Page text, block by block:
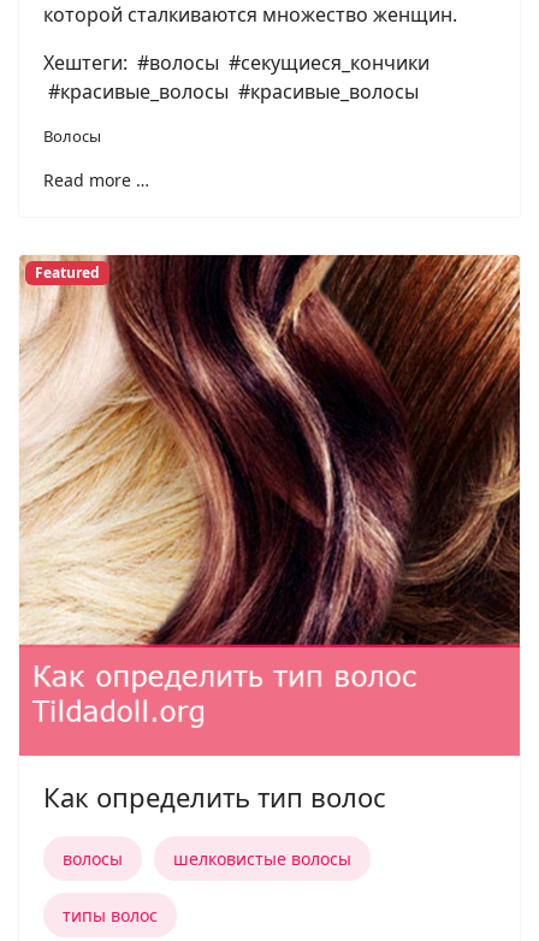
которой сталкиваются множество женщин.
Хештеги: #волосы #секущиеся_кончики
#красивые_волосы #красивые_волосы
Волосы
Read more …
Featured
Как определить тип волос
волосы шелковистые волосы
типы волос